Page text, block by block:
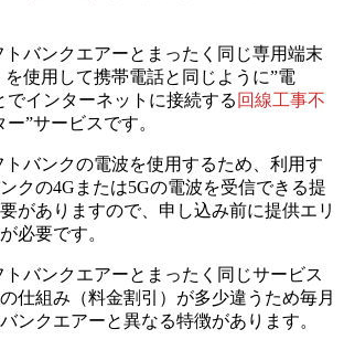
バンクエアーとまったく同じ専用端末
を使用して携帯電話と同じように”電
でインターネットに接続する 回線工事不
”サービスです。
バンクの電波を使用するため、利用す
クの4Gまたは5Gの電波を受信できる提
がありますので、 申し込み前に提供エリ
必要です。
バンクエアーとまったく同じサービス
仕組み（料金割引）が多少違うため毎月
ンクエアーと異なる特徴があります。